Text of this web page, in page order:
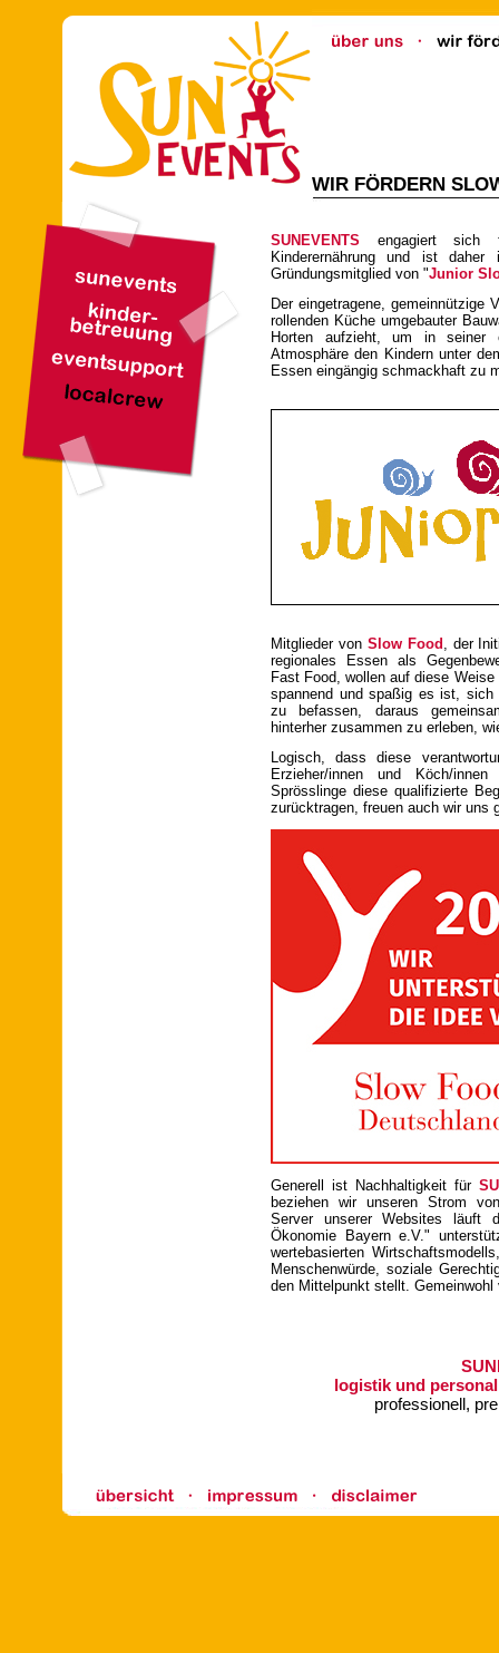
WIR FÖRDERN
SUNEVENTS engagiert sich
Kinderernährung und ist
Gründungsmitglied von "Junior
Der eingetragene, gemeinnützige
rollenden Küche umgebauter
Horten aufzieht, um in seiner
Atmosphäre den Kindern unter
Essen eingängig schmackhaft zu
Mitglieder von Slow Food , der
regionales Essen als
Fast Food, wollen auf diese
spannend und spaßig es ist, sich
zu befassen, daraus
hinterher zusammen zu erleben,
Logisch, dass diese
Erzieher/innen und Köch/
Sprösslinge diese qualifizierte
zurücktragen, freuen auch wir uns
Generell ist Nachhaltigkeit für
beziehen wir unseren Strom
Server unserer Websites läuft
Ökonomie Bayern e.V."
wertebasierten
Menschenwürde, soziale
den Mittelpunkt stellt. Gemeinwohl
logistik und
professionell,